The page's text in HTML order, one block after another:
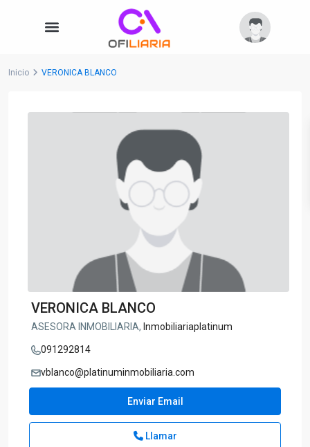
Inicio VERONICA BLANCO
VERONICA BLANCO
ASESORA INMOBILIARIA, Inmobiliariaplatinum
091292814
vblanco@platinuminmobiliaria.com
Enviar Email
Llamar